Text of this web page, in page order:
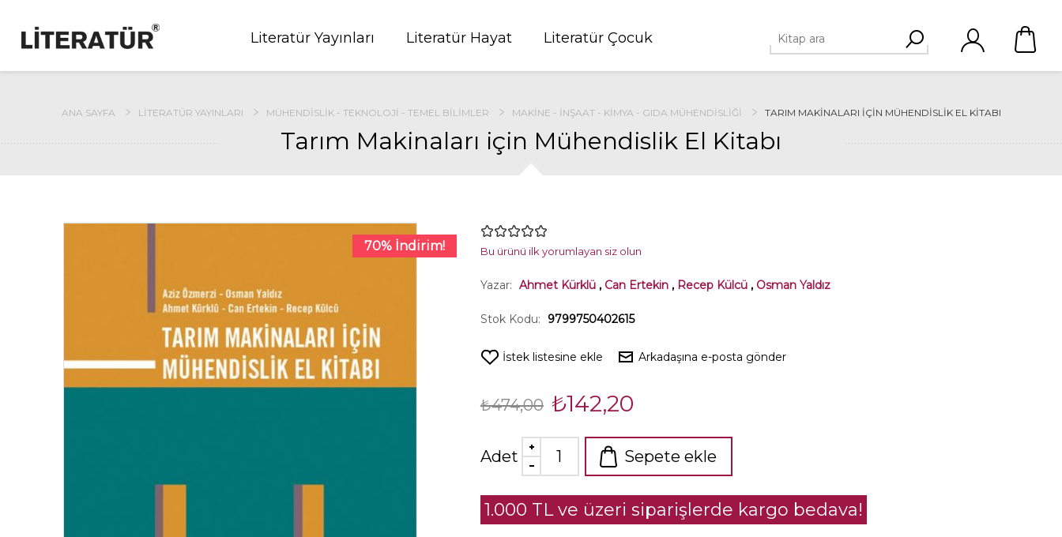
Literatür Yayınları Literatür Hayat Literatür Çocuk
ANA SAYFA LITERATÜR YAYINLARI MÜHENDISLIK - TEKNOLOJI - TEMEL BILIMLER MAKINE - İNŞAAT - KIMYA - GIDA MÜHENDISLIĞI TARIM MAKINALARI IÇIN MÜHENDISLIK EL KITABI
Tarım Makinaları için Mühendislik El Kitabı
70% İndirim! Bu ürünü ilk yorumlayan siz olun
Yazar: Ahmet Kürklü , Can Ertekin , Recep Külcü , Osman Yaldız
Stok Kodu: 9799750402615
İstek listesine ekle Arkadaşına e-posta gönder
₺474,00 ₺142,20
Adet Sepete ekle
1.000 TL ve üzeri siparişlerde kargo bedava!